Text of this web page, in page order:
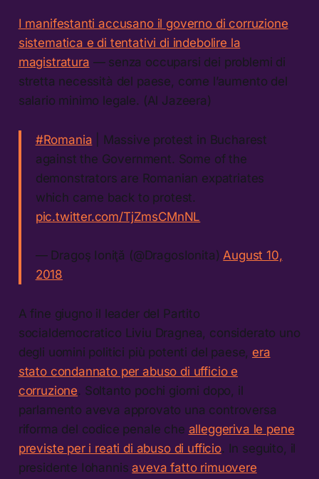
I manifestanti accusano il governo di corruzione
sistematica e di tentativi di indebolire la
magistratura — senza occuparsi dei problemi di
stretta necessità del paese, come l’aumento del
salario minimo legale. (Al Jazeera)
#Romania | Massive protest in Bucharest
against the Government. Some of the
demonstrators are Romanian expatriates
which came back to protest.
pic.twitter.com/TjZmsCMnNL
— Dragoş Ioniţă (@DragosIonita)August 10,
2018
A fine giugno il leader del Partito
socialdemocratico Liviu Dragnea, considerato uno
degli uomini politici più potenti del paese, era
stato condannato per abuso di ufficio e
corruzione. Soltanto pochi giorni dopo, il
parlamento aveva approvato una controversa
riforma del codice penale che alleggeriva le pene
previste per i reati di abuso di ufficio. In seguito, il
presidente Iohannisaveva fatto rimuovere